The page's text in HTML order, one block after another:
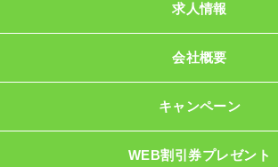
求人情報
会社概要
キャンペーン
WEB割引券プレゼント